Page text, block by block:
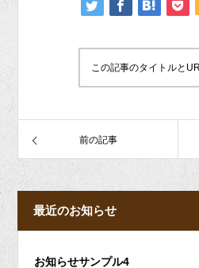
この記事のタイトルと
前の記事
最近のお知らせ
お知らせサンプル4